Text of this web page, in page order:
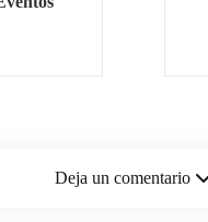
Deja un comentario